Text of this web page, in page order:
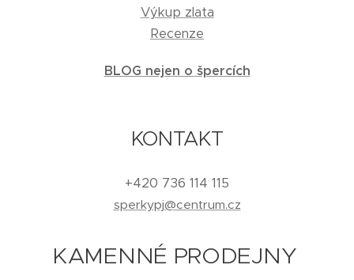
Výkup zlata
Recenze
BLOG nejen o špercích
KONTAKT
+420 736 114 115
sperkypj@centrum.cz
KAMENNÉ PRODEJNY